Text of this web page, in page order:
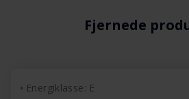
Fjernede
Energiklasse: E